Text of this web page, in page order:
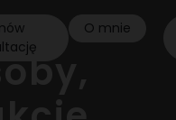
O mnie